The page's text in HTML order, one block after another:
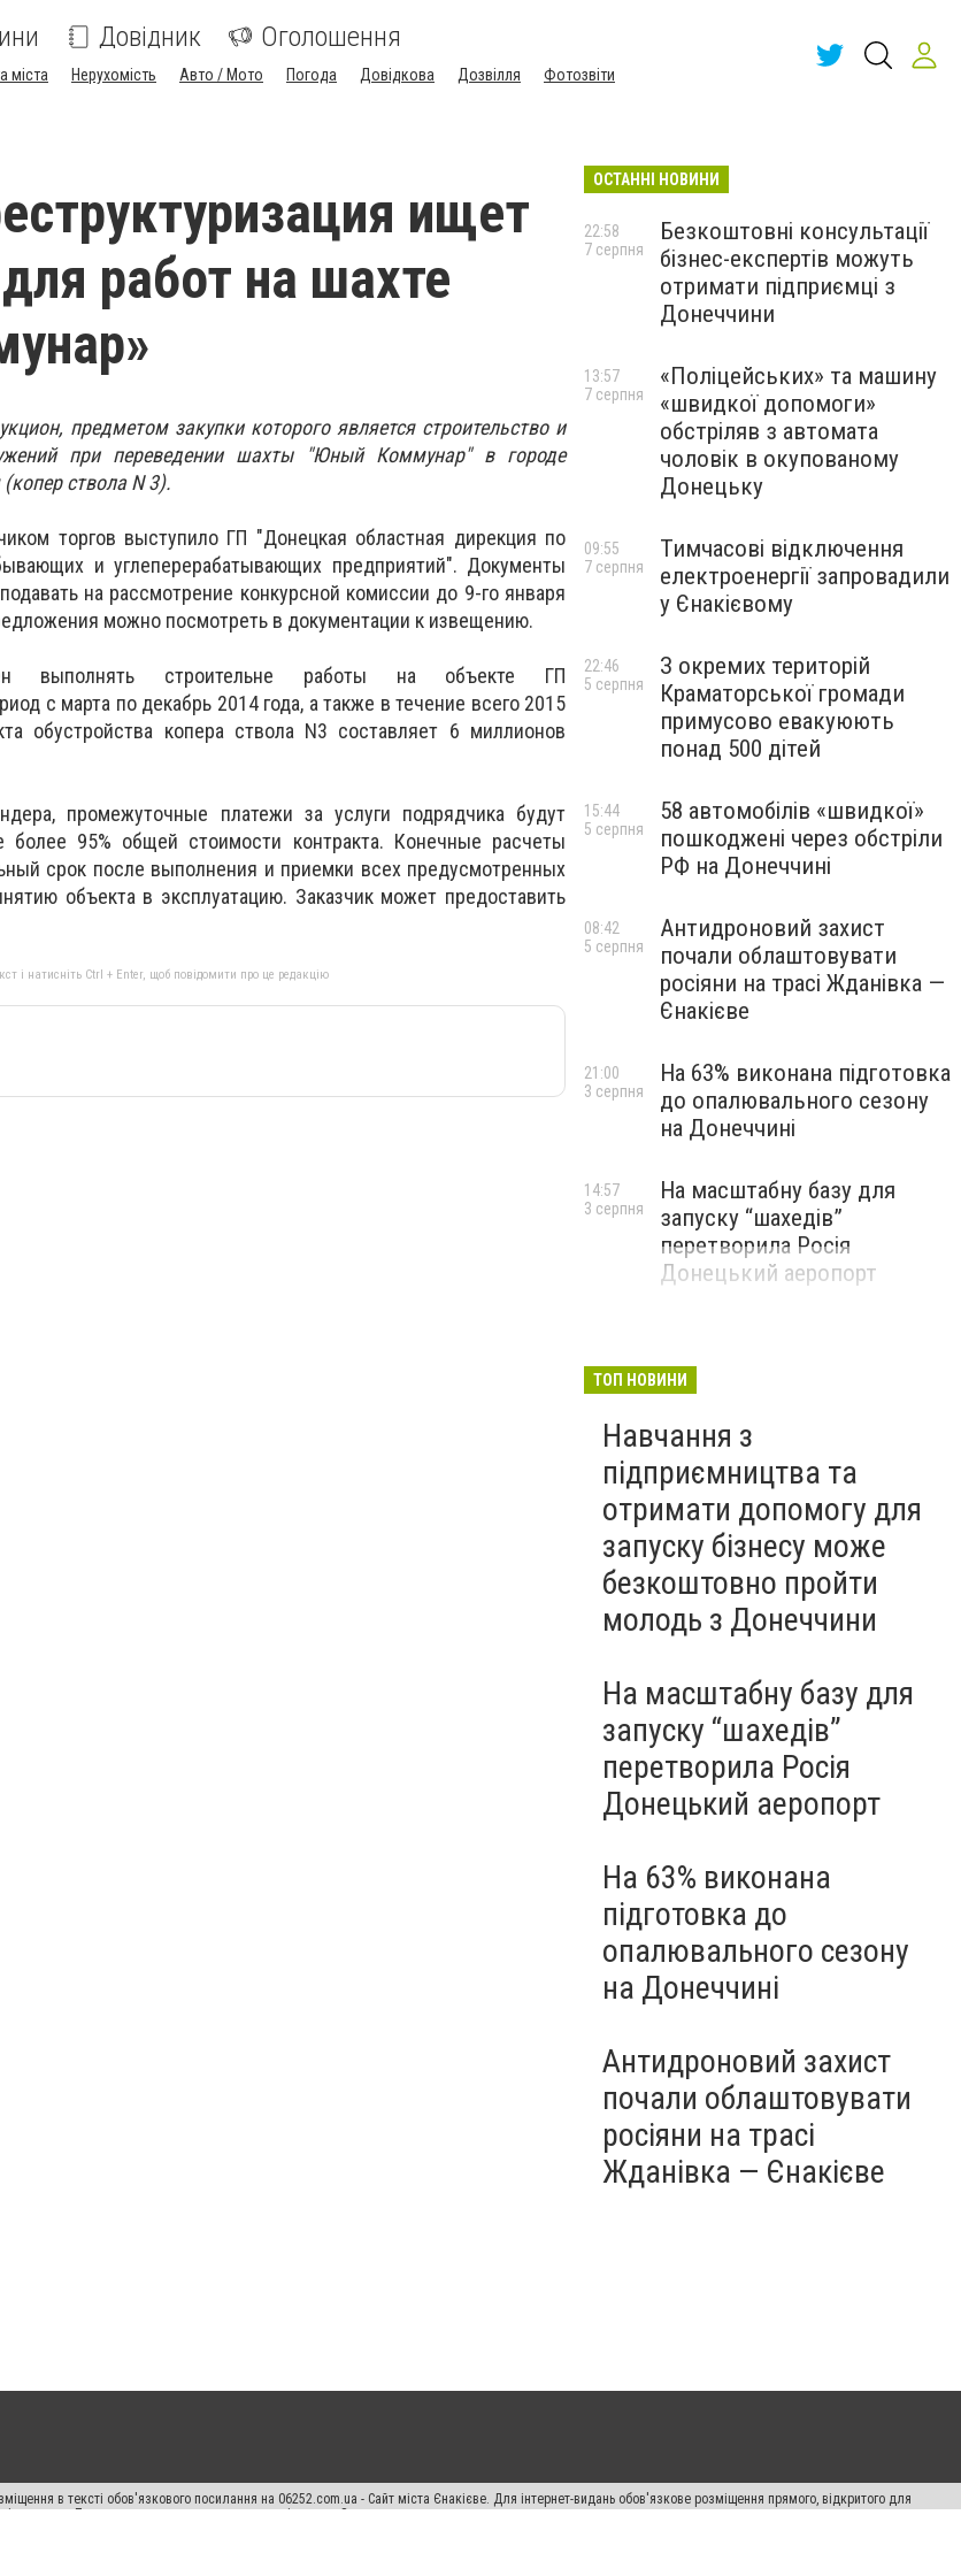
Довідник Оголошення
міста Нерухомість Авто / Мото Погода Довідкова Дозвілля Фотозвіти
ищет
работ на шахте
предметом закупки которого является строительство и
при переведении шахты "Юный Коммунар" в городе
ствола N 3).
торгов выступило ГП "Донецкая областная дирекция по
и углеперерабатывающих предприятий". Документы
на рассмотрение конкурсной комиссии до 9-го января
можно посмотреть в документации к извещению.
выполнять строительне работы на объекте ГП
с марта по декабрь 2014 года, а также в течение всего 2015
обустройства копера ствола N3 составляет 6 миллионов
промежуточные платежи за услуги подрядчика будут
более 95% общей стоимости контракта. Конечные расчеты
срок после выполнения и приемки всех предусмотренных
объекта в эксплуатацию. Заказчик может предоставить
і натисніть Ctrl + Enter, щоб повідомити про це редакцію
ОСТАННІ НОВИНИ
Безкоштовні консультації
бізнес-експертів можуть
отримати підприємці з
Донеччини
22:58
7 серпня
«Поліцейських» та машину
«швидкої допомоги»
обстріляв з автомата
чоловік в окупованому
Донецьку
13:57
7 серпня
Тимчасові відключення
електроенергії запровадили
у Єнакієвому
09:55
7 серпня
З окремих територій
Краматорської громади
примусово евакуюють
понад 500 дітей
22:46
5 серпня
58 автомобілів «швидкої»
пошкоджені через обстріли
РФ на Донеччині
15:44
5 серпня
Антидроновий захист
почали облаштовувати
росіяни на трасі Жданівка —
Єнакієве
08:42
5 серпня
На 63% виконана підготовка
до опалювального сезону
на Донеччині
21:00
3 серпня
На масштабну базу для
запуску “шахедів”
перетворила Росія
Донецький аеропорт
14:57
3 серпня
ТОП НОВИНИ
Навчання з
підприємництва та
отримати допомогу для
запуску бізнесу може
безкоштовно пройти
молодь з Донеччини
На масштабну базу для
запуску “шахедів”
перетворила Росія
Донецький аеропорт
На 63% виконана
підготовка до
опалювального сезону
на Донеччині
Антидроновий захист
почали облаштовувати
росіяни на трасі
Жданівка — Єнакієве
в тексті обов'язкового посилання на 06252.com.ua - Сайт міста Єнакієве. Для інтернет-видань обов'язкове розміщення прямого, відкритого для
джерела. Порушення виняткових прав переслідується Законом.